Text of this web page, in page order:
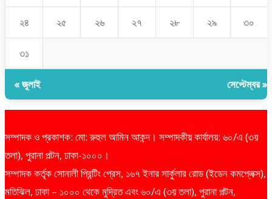
২৪ ২৫ ২৬ ২৭ ২৮ ২৯ ৩০
৩১
« জুলাই সেপ্টেম্বর »
সম্পাদক ও প্রকাশক: মো: রুহুল আমিন আকন্দ। সম্পাদকীয় কার্যালয়: ৬০/এ (৩য়
তলা), পুরানা পল্টন, ঢাকা-১০০০।
সম্পাদক কর্তৃক সোনালী প্রিন্টিং প্রেস, ১৬৭ ইনার সার্কুলার রোড (ইডেন কমপ্লেক্স),
মতিঝিল, ঢাকা – ১০০০ থেকে মুদ্রিত এবং ৬০/এ (৩য় তলা), পুরানা পল্টন,